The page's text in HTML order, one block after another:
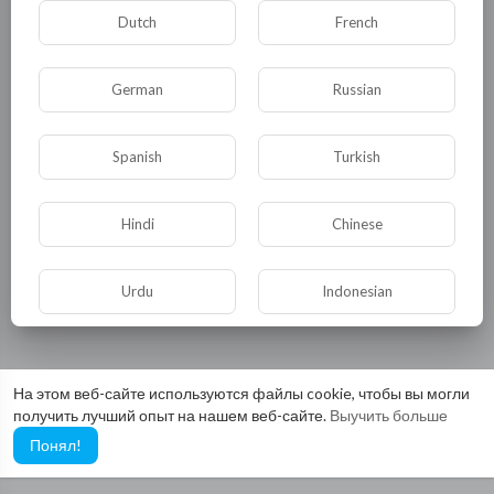
На этом веб-сайте используются файлы cookie, чтобы вы могли
получить лучший опыт на нашем веб-сайте. Выучить больше
Понял!
Dutch French
German Russian
Spanish Turkish
Hindi Chinese
Urdu Indonesian
Bengali Japanese